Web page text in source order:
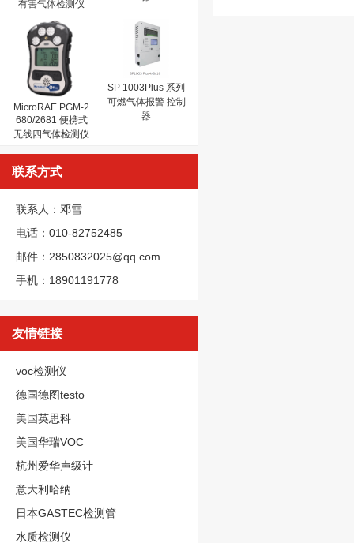
有害气体检测仪
MicroRAE PGM-2
680/2681 便携式
无线四气体检测仪
SP 1003Plus 系列
可燃气体报警 控制
器
联系方式
联系人：邓雪
电话：010-82752485
邮件：2850832025@qq.com
手机：18901191778
友情链接
voc检测仪
德国德图testo
美国英思科
美国华瑞VOC
杭州爱华声级计
意大利哈纳
日本GASTEC检测管
水质检测仪